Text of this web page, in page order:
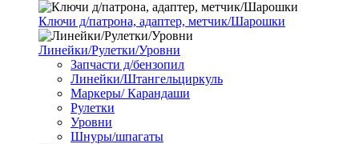
Ключи д/патрона, адаптер, метчик/Шарошки
Линейки/Рулетки/Уровни
Запчасти д/бензопил
Линейки/Штангельциркуль
Маркеры/ Карандаши
Рулетки
Уровни
Шнуры/шпагаты